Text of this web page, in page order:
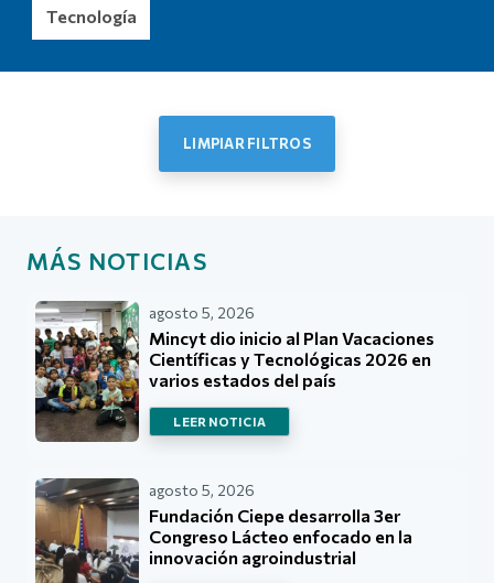
Tecnología
LIMPIAR FILTROS
MÁS NOTICIAS
agosto 5, 2026
Mincyt dio inicio al Plan Vacaciones
Científicas y Tecnológicas 2026 en
varios estados del país
LEER NOTICIA
agosto 5, 2026
Fundación Ciepe desarrolla 3er
Congreso Lácteo enfocado en la
innovación agroindustrial